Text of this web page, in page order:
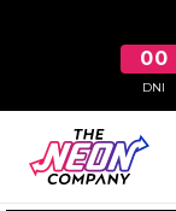
00
DNI